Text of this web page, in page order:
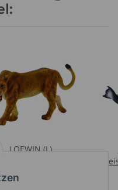
LOEWIN (L)
nach Anmeldung
sichtbar